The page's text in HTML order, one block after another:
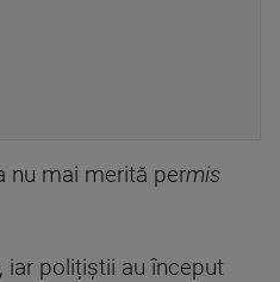
nu mai merită permis
iar polițiștii au început